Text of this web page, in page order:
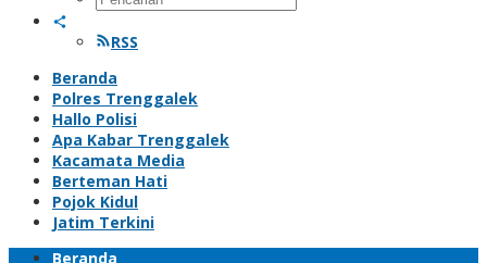
RSS
Beranda
Polres Trenggalek
Hallo Polisi
Apa Kabar Trenggalek
Kacamata Media
Berteman Hati
Pojok Kidul
Jatim Terkini
Beranda